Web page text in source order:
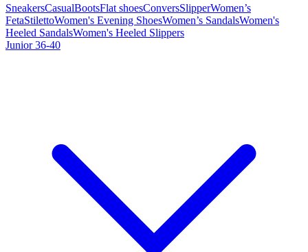
SneakersCasualBootsFlat shoesConversSlipperWomen’s
FetaStilettoWomen's Evening ShoesWomen’s SandalsWomen's
Heeled SandalsWomen's Heeled Slippers
Junior 36-40